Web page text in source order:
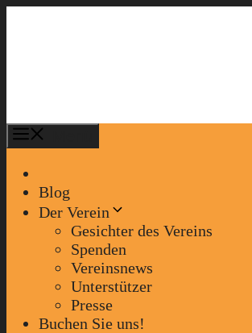
Blog
Der Verein
Gesichter des Vereins
Spenden
Vereinsnews
Unterstützer
Presse
Buchen Sie uns!